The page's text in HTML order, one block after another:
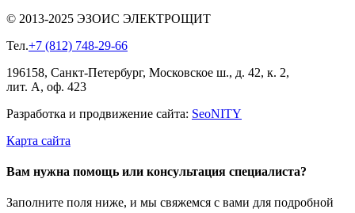
© 2013-2025 ЭЗОИС ЭЛЕКТРОЩИТ
Тел.+7 (812) 748-29-66
196158, Санкт-Петербург, Московское ш., д. 42, к. 2,
лит. А, оф. 423
Разработка и продвижение сайта: SeoNITY
Карта сайта
Вам нужна помощь или консультация специалиста?
Заполните поля ниже, и мы свяжемся с вами для подробной